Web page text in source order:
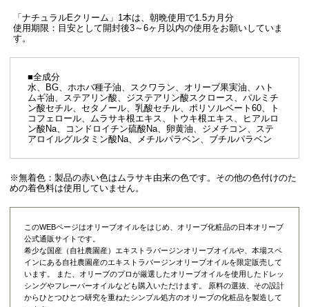
「ナチュラルEクリーム」1本は、朝晩使用で1.5カ月分
使用期限：目安として開封後3～6ヶ月以内の使用をお願いしていま
す。
■全成分
水、BG、ホホバ種子油、スクワラン、オリーブ果実油、ハト
ムギ油、ステアリン酸、ジステアリン酸スクロース、パルミチ
ン酸セチル、セタノール、乳酸セチル、ポリソルベート60、ト
コフェロール、ムラサキ根エキス、トウキ根エキス、ヒアルロ
ン酸Na、コンドロイチン硫酸Na、卵黄油、ジメチコン、ステ
アロイルグルタミン酸Na、メチルパラベン、ブチルパラベン
※無着色：製品の赤い色はムラサキ由来の色です。その他の色付けのた
めの着色料は使用していません。
このWEBページはオリーブオイルをはじめ、オリーブ化粧品の日本オリーブ
公式通販サイトです。
希少な国産（自社農園産）エキストラバージンオリーブオイルや、本場スペ
インにある自社農園産のエキストラバージンオリーブオイルを限定販売して
います。 また、オリーブのプロが厳選したオリーブオイルを使用したドレッ
シングやフレーバーオイルなども購入いただけます。 原料の選抜、その設計
からひとつひとつ研究を重ねたシンプル処方のオリーブの化粧品を製造して